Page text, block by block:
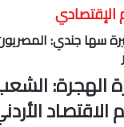
الإقتصادي
سها جندي:
الهجرة:
الاقتصاد